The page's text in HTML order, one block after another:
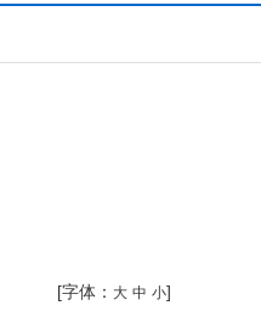
[字体： 大 中 小]